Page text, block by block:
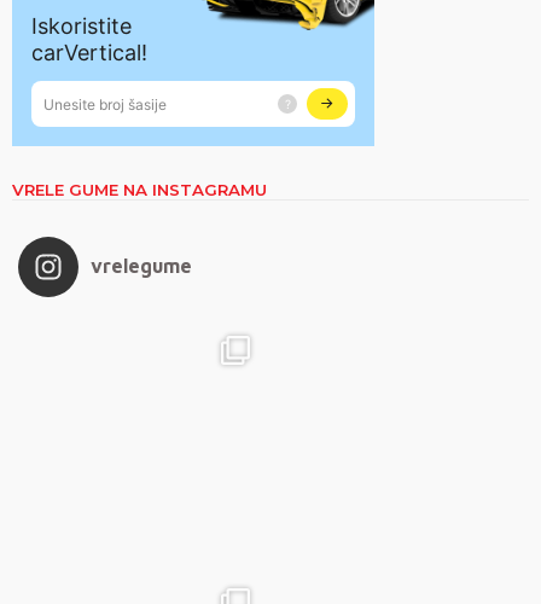
VRELE GUME NA INSTAGRAMU
vrelegume